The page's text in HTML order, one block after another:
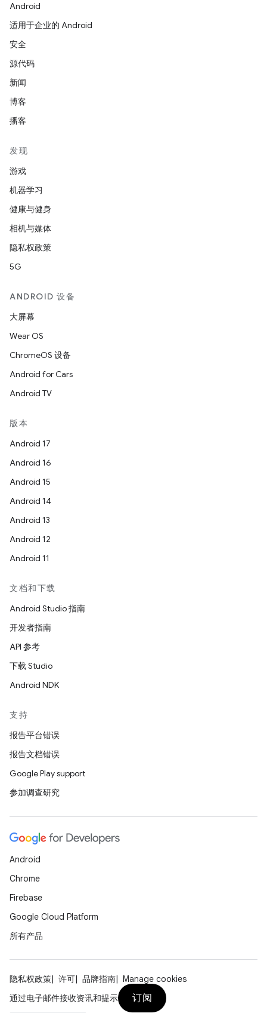
Android
适用于企业的 Android
安全
源代码
新闻
博客
播客
发现
游戏
机器学习
健康与健身
相机与媒体
隐私权政策
5G
ANDROID 设备
大屏幕
Wear OS
ChromeOS 设备
Android for Cars
Android TV
版本
Android 17
Android 16
Android 15
Android 14
Android 13
Android 12
Android 11
文档和下载
Android Studio 指南
开发者指南
API 参考
下载 Studio
Android NDK
支持
报告平台错误
报告文档错误
Google Play support
参加调查研究
Android
Chrome
Firebase
Google Cloud Platform
所有产品
隐私权政策 许可 品牌指南
Manage cookies
通过电子邮件接收资讯和提示
订阅